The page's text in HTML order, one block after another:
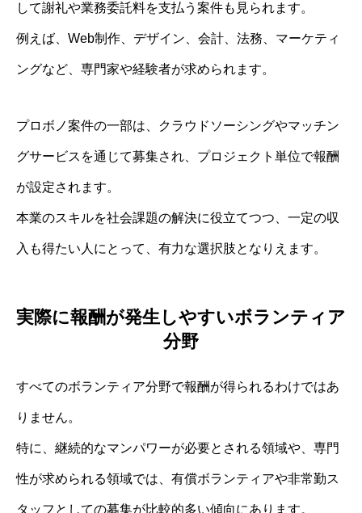
して謝礼や業務委託料を支払う案件も見られます。
例えば、Web制作、デザイン、会計、法務、マーケティ
ングなど、専門家や経験者が求められます。
プロボノ案件の一部は、クラウドソーシングやマッチン
グサービスを通じて募集され、プロジェクト単位で報酬
が設定されます。
本業のスキルを社会課題の解決に役立てつつ、一定の収
入も得たい人にとって、有力な選択肢となりえます。
実際に報酬が発生しやすいボランティア
分野
すべてのボランティア分野で報酬が得られるわけではあ
りません。
特に、継続的なマンパワーが必要とされる領域や、専門
性が求められる領域では、有償ボランティアや非常勤ス
タッフとしての募集が比較的多い傾向にあります。